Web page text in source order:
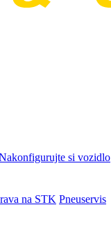
si vozidlo
na STK Pneuservis